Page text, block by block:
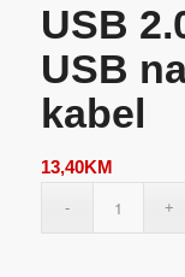
USB
USB
kabel
13,40KM